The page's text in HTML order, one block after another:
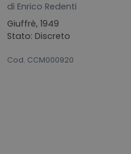
di Enrico Redenti
Giuffrè, 1949
Stato: Discreto
Cod. CCM000920